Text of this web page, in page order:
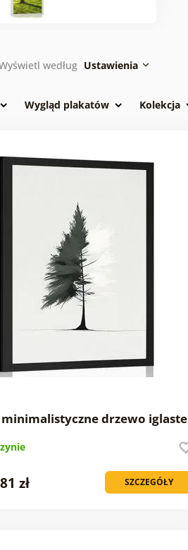
według Ustawienia
Wygląd plakatów Kolekcja
drzewo iglaste
SZCZEGÓŁY
zł